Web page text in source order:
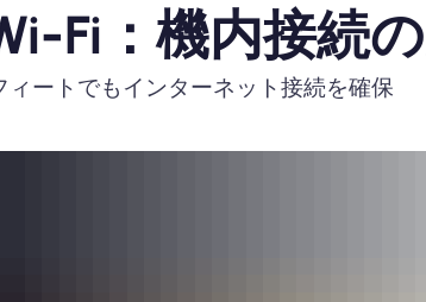
Fi：機内接続
ィートでもインターネット接続を確保